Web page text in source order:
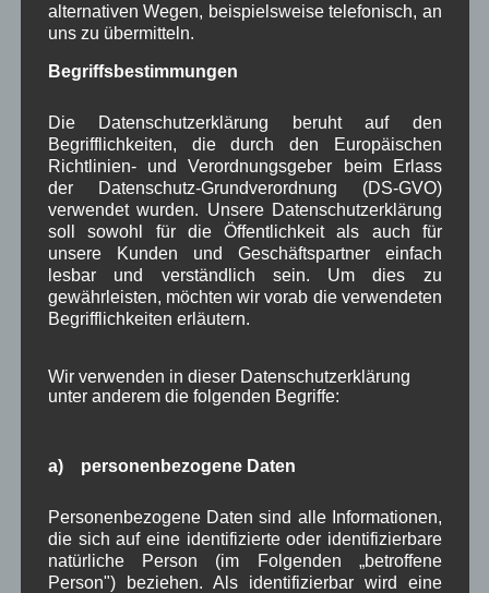
Beitragsarchiv
Juli 2026
(9)
Juni 2026(4)
Mai 2026(11)
April 2026(8)
März 2026(9)
Februar 2026(6)
Januar 2026(8)
Dezember 2025(14)
November 2025(5)
Oktober 2025(8)
August 2025(2)
Juli 2025(9)
April 2025(8)
Februar 2025(9)
Januar 2025(8)
Dezember 2024
(7)
November 2024(14)
alternativen Wegen, beispielsweise telefonisch, an
uns zu übermitteln.
Begriffsbestimmungen
Die Datenschutzerklärung beruht auf den
Begrifflichkeiten, die durch den Europäischen
Richtlinien- und Verordnungsgeber beim Erlass
der Datenschutz-Grundverordnung (DS-GVO)
verwendet wurden. Unsere Datenschutzerklärung
soll sowohl für die Öffentlichkeit als auch für
unsere Kunden und Geschäftspartner einfach
lesbar und verständlich sein. Um dies zu
gewährleisten, möchten wir vorab die verwendeten
Begrifflichkeiten erläutern.
Wir verwenden in dieser Datenschutzerklärung
unter anderem die folgenden Begriffe:
a) personenbezogene Daten
Personenbezogene Daten sind alle Informationen,
die sich auf eine identifizierte oder identifizierbare
natürliche Person (im Folgenden „betroffene
Person") beziehen. Als identifizierbar wird eine